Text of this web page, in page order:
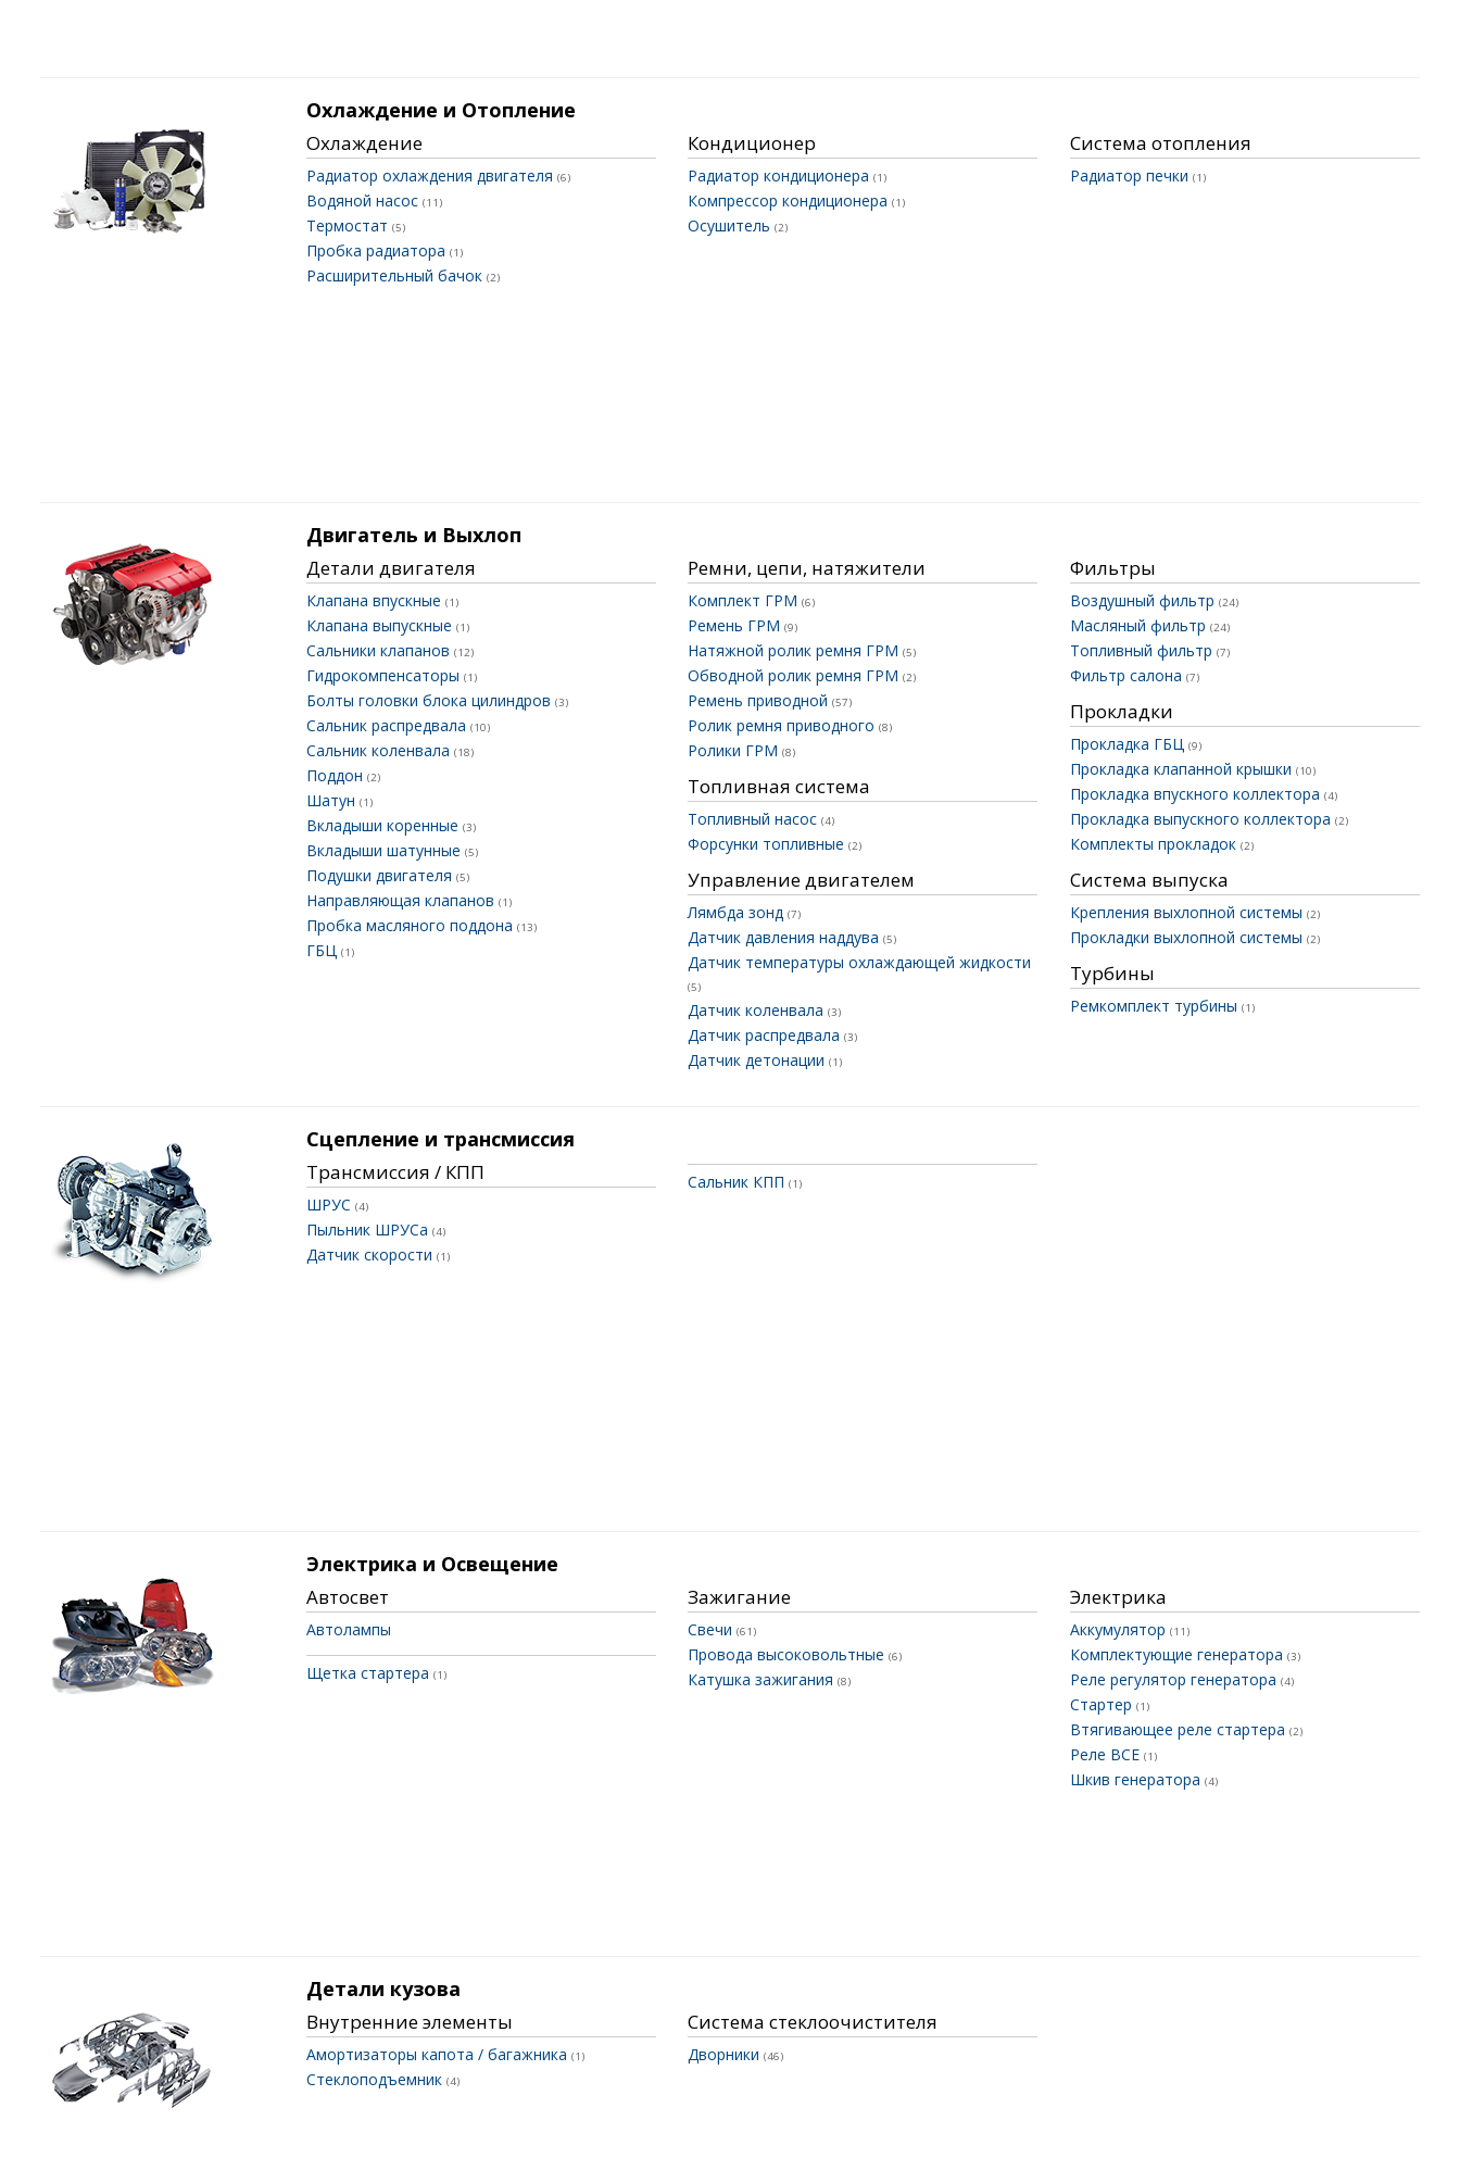
Охлаждение и Отопление
Охлаждение
Радиатор охлаждения двигателя (6)
Водяной насос (11)
Термостат (5)
Пробка радиатора (1)
Расширительный бачок (2)
Кондиционер
Радиатор кондиционера (1)
Компрессор кондиционера (1)
Осушитель (2)
Система отопления
Радиатор печки (1)
Двигатель и Выхлоп
Детали двигателя
Клапана впускные (1)
Клапана выпускные (1)
Сальники клапанов (12)
Гидрокомпенсаторы (1)
Болты головки блока цилиндров (3)
Сальник распредвала (10)
Сальник коленвала (18)
Поддон (2)
Шатун (1)
Вкладыши коренные (3)
Вкладыши шатунные (5)
Подушки двигателя (5)
Направляющая клапанов (1)
Пробка масляного поддона (13)
ГБЦ (1)
Ремни, цепи, натяжители
Комплект ГРМ (6)
Ремень ГРМ (9)
Натяжной ролик ремня ГРМ (5)
Обводной ролик ремня ГРМ (2)
Ремень приводной (57)
Ролик ремня приводного (8)
Ролики ГРМ (8)
Фильтры
Воздушный фильтр (24)
Масляный фильтр (24)
Топливный фильтр (7)
Фильтр салона (7)
Прокладки
Прокладка ГБЦ (9)
Прокладка клапанной крышки (10)
Прокладка впускного коллектора (4)
Прокладка выпускного коллектора (2)
Комплекты прокладок (2)
Топливная система
Топливный насос (4)
Форсунки топливные (2)
Управление двигателем
Лямбда зонд (7)
Датчик давления наддува (5)
Датчик температуры охлаждающей жидкости
(5)
Датчик коленвала (3)
Датчик распредвала (3)
Датчик детонации (1)
Система выпуска
Крепления выхлопной системы (2)
Прокладки выхлопной системы (2)
Турбины
Ремкомплект турбины (1)
Сцепление и трансмиссия
Трансмиссия / КПП
ШРУС (4)
Пыльник ШРУСа (4)
Датчик скорости (1)
Сальник КПП (1)
Электрика и Освещение
Автосвет
Автолампы
Зажигание
Свечи (61)
Провода высоковольтные (6)
Катушка зажигания (8)
Электрика
Аккумулятор (11)
Комплектующие генератора (3)
Реле регулятор генератора (4)
Стартер (1)
Втягивающее реле стартера (2)
Реле ВСЕ (1)
Шкив генератора (4)
Щетка стартера (1)
Детали кузова
Внутренние элементы
Амортизаторы капота / багажника (1)
Стеклоподъемник (4)
Система стеклоочистителя
Дворники (46)